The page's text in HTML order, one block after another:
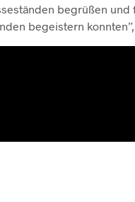
begrüßen
begeistern